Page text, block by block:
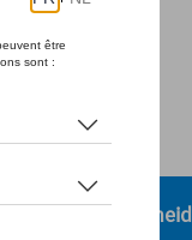
beschikbaarheid